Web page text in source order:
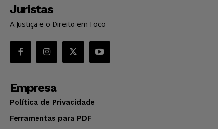
Juristas
A Justiça e o Direito em Foco
Empresa
Política de Privacidade
Ferramentas para PDF